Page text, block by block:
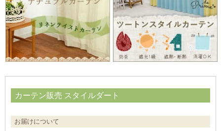
カーテン販売 スタイルダート
お届けについて